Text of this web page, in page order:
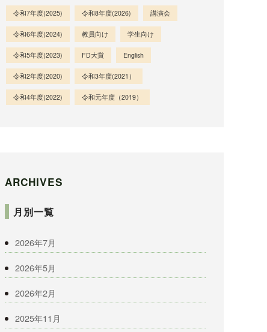
令和7年度(2025) 令和8年度(2026) 講演会
令和6年度(2024) 教員向け 学生向け
令和5年度(2023) FD大賞 English
令和2年度(2020) 令和3年度(2021）
令和4年度(2022) 令和元年度（2019）
ARCHIVES
月別一覧
2026年7月
2026年5月
2026年2月
2025年11月